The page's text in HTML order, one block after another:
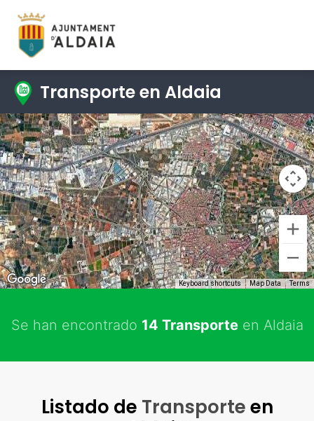
Transporte en Aldaia
Keyboard shortcuts Map Data Terms
Se han encontrado 14 Transporteen Aldaia
Listado de Transporteen